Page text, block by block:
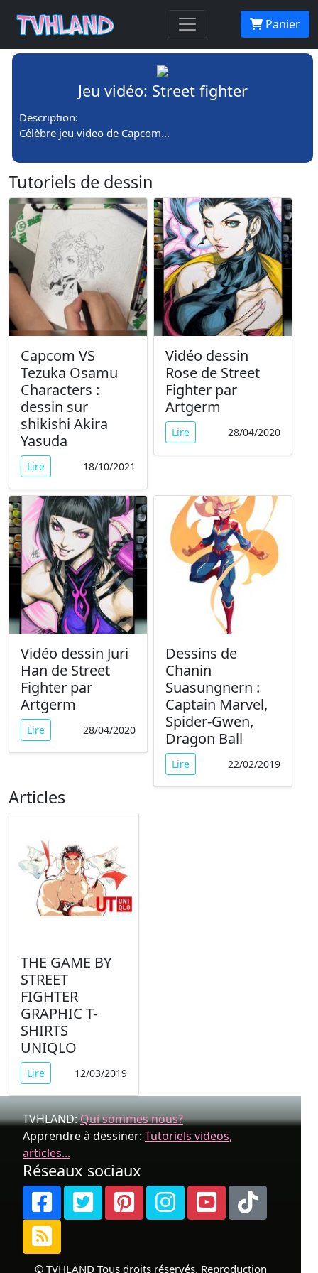
Panier
Jeu vidéo: Street fighter
Description:
Célèbre jeu video de Capcom...
Tutoriels de dessin
Capcom VS
Tezuka Osamu
Characters :
dessin sur
shikishi Akira
Yasuda
Lire 18/10/2021
Vidéo dessin
Rose de Street
Fighter par
Artgerm
Lire 28/04/2020
Vidéo dessin Juri
Han de Street
Fighter par
Artgerm
Lire 28/04/2020
Dessins de
Chanin
Suasungnern :
Captain Marvel,
Spider-Gwen,
Dragon Ball
Lire 22/02/2019
Articles
THE GAME BY
STREET
FIGHTER
GRAPHIC T-
SHIRTS
UNIQLO
Lire 12/03/2019
TVHLAND:Qui sommes nous?
Apprendre à dessiner: Tutoriels videos,
articles...
Réseaux sociaux
© TVHLAND Tous droits réservés. Reproduction